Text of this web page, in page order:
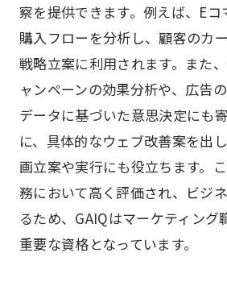
察を提供できます。例えば、Eコ
購入フローを分析し、顧客のカ
戦略立案に利用されます。また
ャンペーンの効果分析や、広告
データに基づいた意思決定にも
に、具体的なウェブ改善案を出
画立案や実行にも役立ちます。
務において高く評価され、ビジ
るため、GAIQはマーケティング
重要な資格となっています。